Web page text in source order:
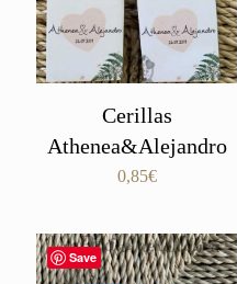
Cerillas
Athenea&Alejandro
0,85€
Save